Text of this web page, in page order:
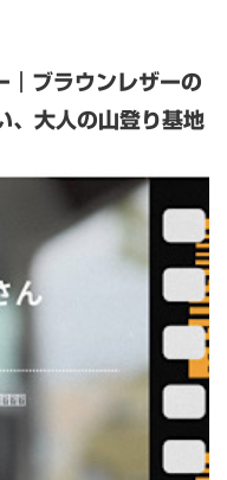
｜ブラウンレザーの
、大人の山登り基地